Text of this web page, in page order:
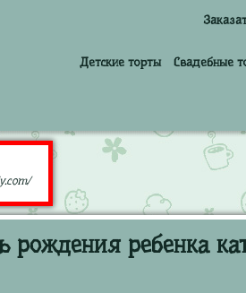
Детские торты Свадебные
рождения ребенка